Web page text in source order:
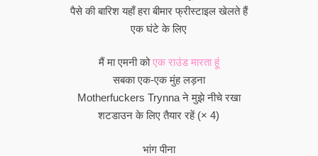
पैसे की बारिश यहाँ हरा बीमार फ्रीस्टाइल खेलते हैं
एक घंटे के लिए
मैं मा एमनी कोएक राउंड मारता हूं
सबका एक-एक मुंह लड़ना
Motherfuckers Trynna ने मुझे नीचे रखा
शटडाउन के लिए तैयार रहें (× 4)
भांग पीना